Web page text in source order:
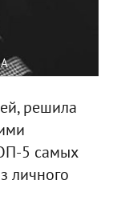
решила
5 самых
личного